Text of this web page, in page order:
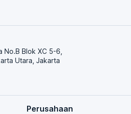
No.B Blok XC 5-6,
Utara, Jakarta
Perusahaan